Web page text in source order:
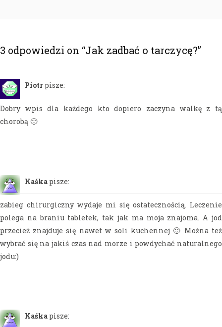
3 odpowiedzi on “Jak zadbać o tarczycę?”
Piotr pisze:
Dobry wpis dla każdego kto dopiero zaczyna walkę z tą
chorobą 🙂
Kaśka pisze:
zabieg chirurgiczny wydaje mi się ostatecznością. Leczenie
polega na braniu tabletek, tak jak ma moja znajoma. A jod
przecież znajduje się nawet w soli kuchennej 🙂 Można też
wybrać się na jakiś czas nad morze i powdychać naturalnego
jodu:)
Kaśka pisze: